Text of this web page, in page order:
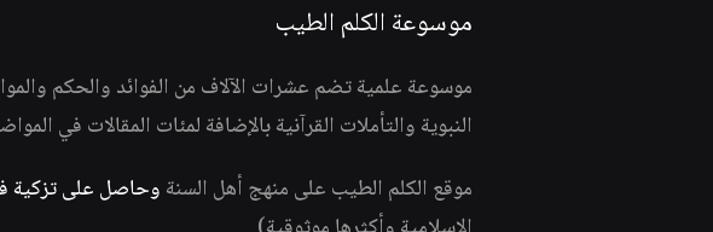
موسوعة الكلم الطيب
موسوعة علمية تضم عشرات الآلاف من الفوائد والحكم
النبوية والتأملات القرآنية بالإضافة لمئات المقالات في
موقع الكلم الطيب على منهج أهل السنة وحاصل على تزكية